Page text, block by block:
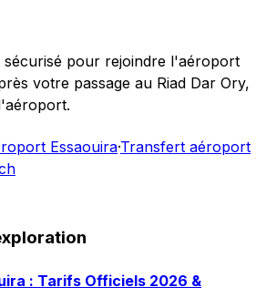
pour rejoindre l'aéroport
votre passage au Riad Dar Ory,
Essaouira·Transfert aéroport
: Tarifs Officiels 2026 &